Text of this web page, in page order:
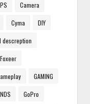
Camera
Cyma DIY
descreption
Foxeer
GAMING
GoPro